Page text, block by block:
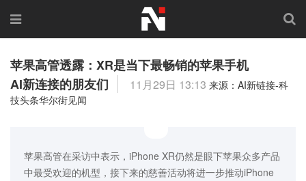
苹果高管透露：XR是当下最畅销的苹果手机
AI新连接的朋友们
11月29日 13:13 来源：AI新链接-科
技头条华尔街见闻
苹果高管在采访中表示，iPhone XR仍然是眼下苹果众多产品
中最受欢迎的机型，接下来的慈善活动将进一步推动iPhone